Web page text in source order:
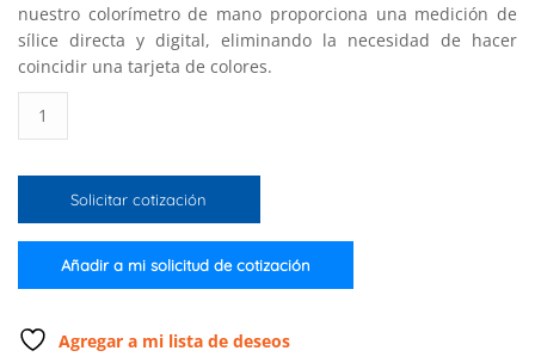
nuestro colorímetro de mano proporciona una medición de
sílice directa y digital, eliminando la necesidad de hacer
coincidir una tarjeta de colores.
Checker®
para
cantidad
Solicitar cotización
Añadir a mi solicitud de cotización
Agregar a mi lista de deseos